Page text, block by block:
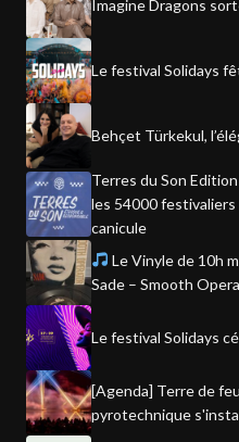
Imagine Dragons
Le festival Solidays
Behçet Türkekul,
Terres du Son
les 54000 festivaliers
canicule
Le Vinyle de 10h
Sade – Smooth
Le festival Solidays
[Agenda] Terre de
pyrotechnique